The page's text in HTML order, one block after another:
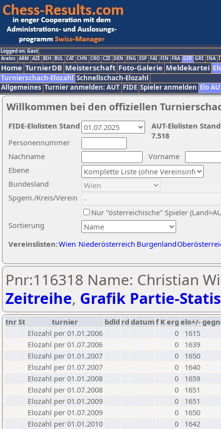
Logged on: Gast
Arabic ARM AZE BIH BUL CAT CHN CRO CZE DEN ENG ESP FAI FIN FRA GER GRE INA
Home TurnierDB Meisterschaft Foto-Galerie Meldekartei
Turnierschach-Elozahl Schnellschach-Elozahl
Allgemeines Turnier anmelden: AUT FIDE Spieler anmelden Elo
Willkommen bei den offiziellen
Nachname
Vorname
Ebene
Sortierung
Personennummer
Bundesland
Spgem./Kreis/Verein
Nur "österreichische" Spieler
Vereinslisten:Wien Niederösterreich Burgenland
AUT-Elolisten
7.518
FIDE-Elolisten Stand
Pnr:116318 Name: Christian
Zeitreihe, Grafik Partie-
tnrSt turnier bdld rd datumf Kerg elo+/-
Elozahl per 01.01.2006
0
1615
Elozahl per 01.07.2006
0
1639
Elozahl per 01.01.2007
0
1650
Elozahl per 01.07.2007
0
1640
Elozahl per 01.01.2008
0
1659
Elozahl per 01.07.2008
0
1651
Elozahl per 01.01.2009
0
1651
Elozahl per 01.07.2009
0
1650
Elozahl per 01.01.2010
0
1642